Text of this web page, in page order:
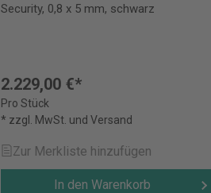
Security, 0,8 x 5 mm, schwarz
2.229,00 €*
Pro Stück
* zzgl. MwSt. und Versand
Zur Merkliste hinzufügen
In den Warenkorb